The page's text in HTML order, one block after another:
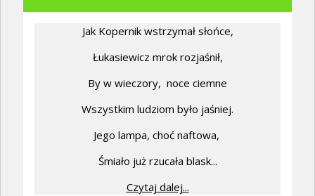
Jak Kopernik wstrzymał słońce,
Łukasiewicz mrok rozjaśnił,
By w wieczory, noce ciemne
Wszystkim ludziom było jaśniej.
Jego lampa, choć naftowa,
Śmiało już rzucała blask...
Czytaj dalej...